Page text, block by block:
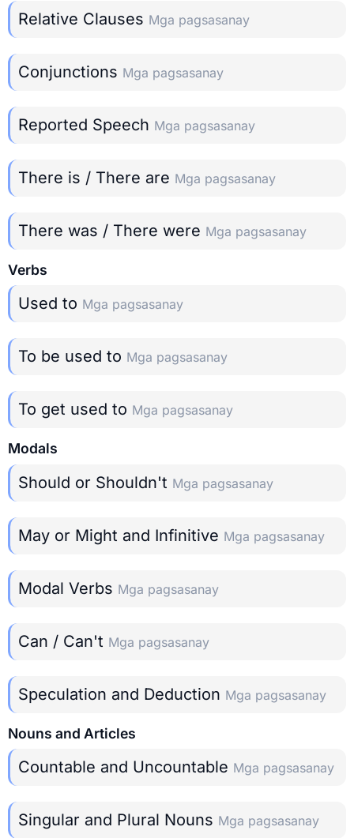
Relative Clauses Mga pagsasanay
Conjunctions Mga pagsasanay
Reported Speech Mga pagsasanay
There is / There are Mga pagsasanay
There was / There were Mga pagsasanay
Verbs
Used to Mga pagsasanay
To be used to Mga pagsasanay
To get used to Mga pagsasanay
Modals
Should or Shouldn't Mga pagsasanay
May or Might and Infinitive Mga pagsasanay
Modal Verbs Mga pagsasanay
Can / Can't Mga pagsasanay
Speculation and Deduction Mga pagsasanay
Nouns and Articles
Countable and Uncountable Mga pagsasanay
Singular and Plural Nouns Mga pagsasanay